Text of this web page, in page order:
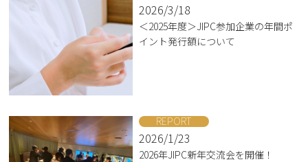
2026/3/18
＜2025年度＞JIPC参加企業の年間ポ
イント発行額について
REPORT
2026/1/23
2026年JIPC新年交流会を開催！